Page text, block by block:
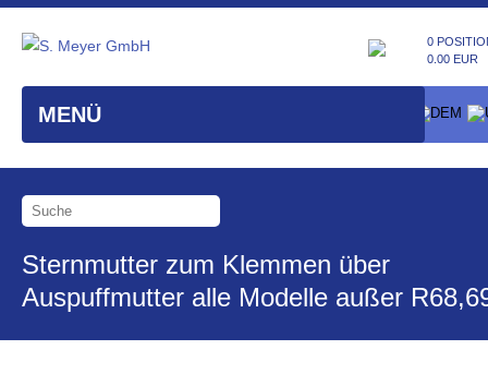
MENÜ
0
0.00 EUR
Sternmutter zum Klemmen über
Auspuffmutter alle Modelle außer